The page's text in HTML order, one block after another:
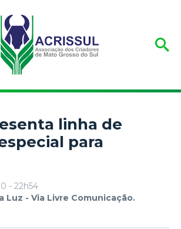
linha de
para
- 22h54
Luz - Via Livre Comunicação.